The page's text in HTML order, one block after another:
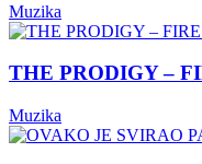
Muzika
THE PRODIGY –
Muzika